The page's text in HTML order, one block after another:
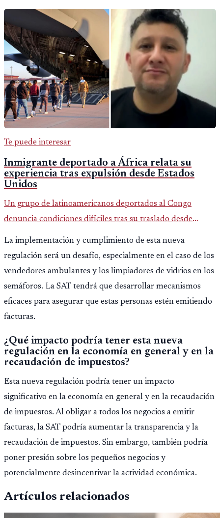
Te puede interesar
Inmigrante deportado a África relata su
experiencia tras expulsión desde Estados
Unidos
Un grupo de latinoamericanos deportados al Congo
denuncia condiciones difíciles tras su traslado desde
EE.UU. Jorge Cubillos relata su experiencia y el impacto
psicológico de llegar a África.
La implementación y cumplimiento de esta nueva
regulación será un desafío, especialmente en el caso de los
vendedores ambulantes y los limpiadores de vidrios en los
semáforos. La SAT tendrá que desarrollar mecanismos
eficaces para asegurar que estas personas estén emitiendo
facturas.
¿Qué impacto podría tener esta nueva
regulación en la economía en general y en la
recaudación de impuestos?
Esta nueva regulación podría tener un impacto
significativo en la economía en general y en la recaudación
de impuestos. Al obligar a todos los negocios a emitir
facturas, la SAT podría aumentar la transparencia y la
recaudación de impuestos. Sin embargo, también podría
poner presión sobre los pequeños negocios y
potencialmente desincentivar la actividad económica.
Artículos relacionados